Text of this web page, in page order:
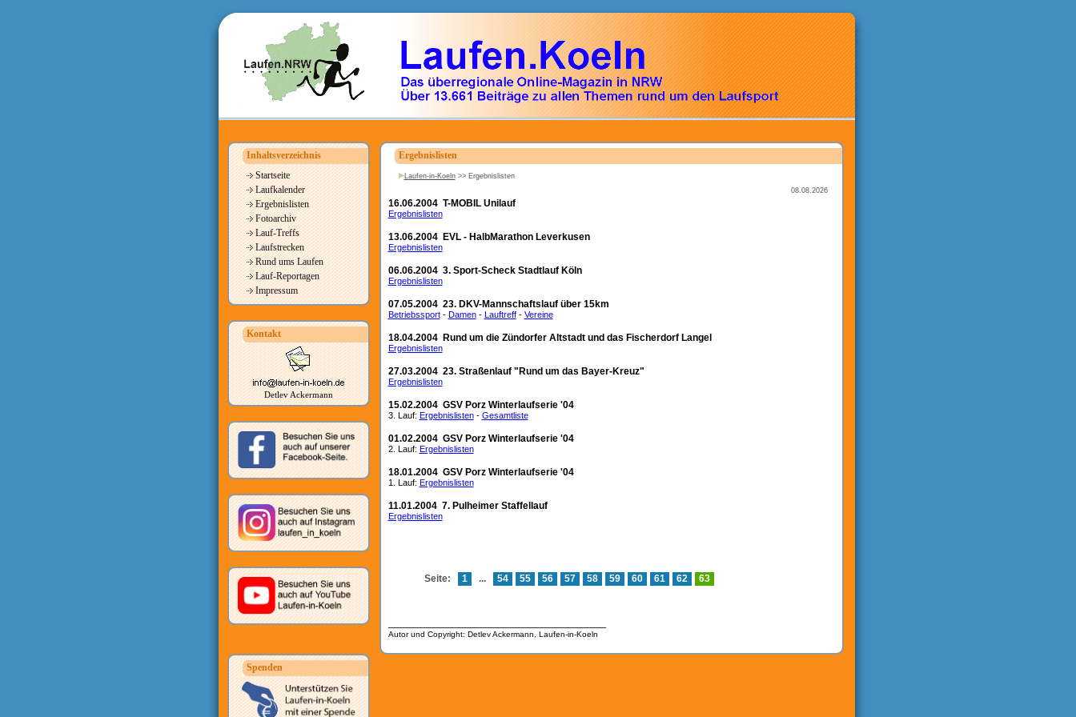
Inhaltsverzeichnis
Startseite
Laufkalender
Ergebnislisten
Fotoarchiv
Lauf-Treffs
Laufstrecken
Rund ums Laufen
Lauf-Reportagen
Impressum
Kontakt
Detlev Ackermann
Spenden
Ergebnislisten
Laufen-in-Koeln>> Ergebnislisten
08.08.2026
16.06.2004 T-MOBIL Unilauf
Ergebnislisten
13.06.2004 EVL - HalbMarathon Leverkusen
Ergebnislisten
06.06.2004 3. Sport-Scheck Stadtlauf Köln
Ergebnislisten
07.05.2004 23. DKV-Mannschaftslauf über 15km
Betriebssport- Damen- Lauftreff- Vereine
18.04.2004 Rund um die Zündorfer Altstadt und das Fischerdorf Langel
Ergebnislisten
27.03.2004 23. Straßenlauf "Rund um das Bayer-Kreuz"
Ergebnislisten
15.02.2004 GSV Porz Winterlaufserie '04
3. Lauf: Ergebnislisten- Gesamtliste
01.02.2004 GSV Porz Winterlaufserie '04
2. Lauf: Ergebnislisten
18.01.2004 GSV Porz Winterlaufserie '04
1. Lauf: Ergebnislisten
11.01.2004 7. Pulheimer Staffellauf
Ergebnislisten
Seite: 1 ... 54 55 56 57 58 59 60 61 62 63
Autor und Copyright: Detlev Ackermann, Laufen-in-Koeln